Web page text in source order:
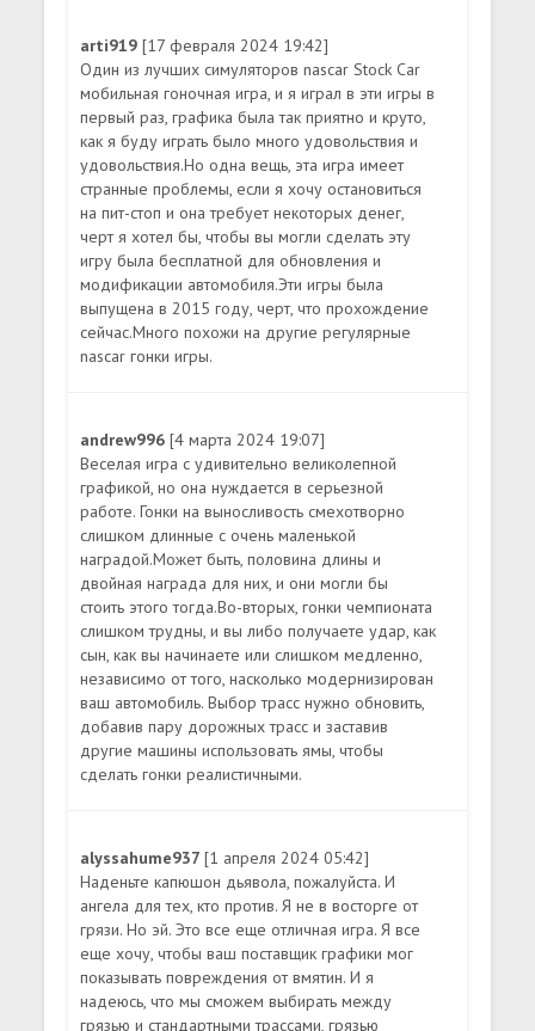
arti919[17 февраля 2024 19:42]
Один из лучших симуляторов nascar Stock Car
мобильная гоночная игра, и я играл в эти игры в
первый раз, графика была так приятно и круто,
как я буду играть было много удовольствия и
удовольствия.Но одна вещь, эта игра имеет
странные проблемы, если я хочу остановиться
на пит-стоп и она требует некоторых денег,
черт я хотел бы, чтобы вы могли сделать эту
игру была бесплатной для обновления и
модификации автомобиля.Эти игры была
выпущена в 2015 году, черт, что прохождение
сейчас.Много похожи на другие регулярные
nascar гонки игры.
andrew996[4 марта 2024 19:07]
Веселая игра с удивительно великолепной
графикой, но она нуждается в серьезной
работе. Гонки на выносливость смехотворно
слишком длинные с очень маленькой
наградой.Может быть, половина длины и
двойная награда для них, и они могли бы
стоить этого тогда.Во-вторых, гонки чемпионата
слишком трудны, и вы либо получаете удар, как
сын, как вы начинаете или слишком медленно,
независимо от того, насколько модернизирован
ваш автомобиль. Выбор трасс нужно обновить,
добавив пару дорожных трасс и заставив
другие машины использовать ямы, чтобы
сделать гонки реалистичными.
alyssahume937[1 апреля 2024 05:42]
Наденьте капюшон дьявола, пожалуйста. И
ангела для тех, кто против. Я не в восторге от
грязи. Но эй. Это все еще отличная игра. Я все
еще хочу, чтобы ваш поставщик графики мог
показывать повреждения от вмятин. И я
надеюсь, что мы сможем выбирать между
грязью и стандартными трассами, грязью